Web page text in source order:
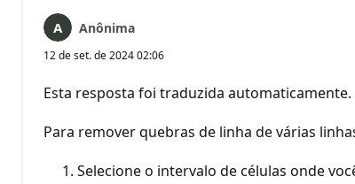
Anônima
12 de set. de 2024 02:06
Esta resposta foi traduzida
Para remover quebras de linha de várias
Selecione o intervalo de células onde